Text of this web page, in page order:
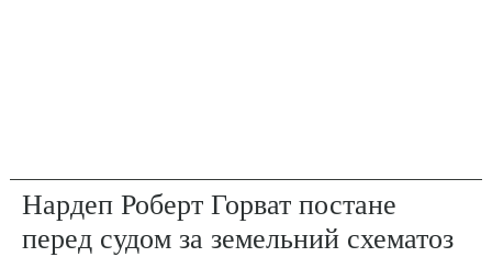
Нардеп Роберт Горват постане
перед судом за земельний схематоз